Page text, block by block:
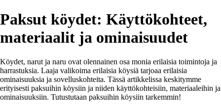
Paksut köydet: Käyttökohteet,
materiaalit ja ominaisuudet
Köydet, narut ja naru ovat olennainen osa monia erilaisia ​​toimintoja ja
harrastuksia. Laaja valikoima erilaisia köysiä tarjoaa erilaisia ​​
ominaisuuksia ja sovelluskohteita. Tässä artikkelissa keskitymme
erityisesti paksuihin köysiin ja niiden käyttökohteisiin, materiaaleihin ja
ominaisuuksiin. Tutustutaan paksuihin köysiin tarkemmin!